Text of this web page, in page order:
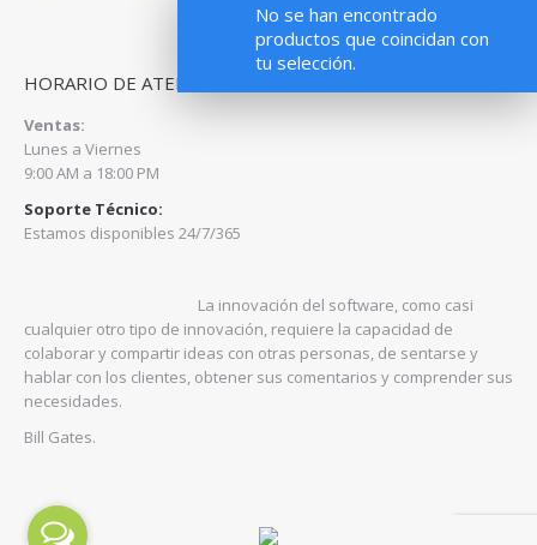
No se han encontrado
productos que coincidan con
tu selección.
HORARIO DE ATENCION:
Ventas:
Lunes a Viernes
9:00 AM a 18:00 PM
Soporte Técnico:
Estamos disponibles 24/7/365
La innovación del software, como casi
cualquier otro tipo de innovación, requiere la capacidad de
colaborar y compartir ideas con otras personas, de sentarse y
hablar con los clientes, obtener sus comentarios y comprender sus
necesidades.
Bill Gates.